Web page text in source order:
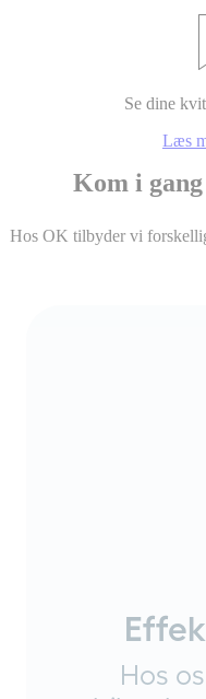
Se dine
Læs
Kom i
Hos OK tilbyder vi
Hos